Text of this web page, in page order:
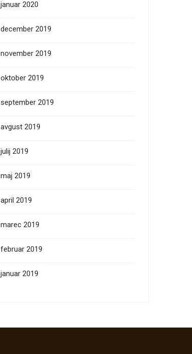
januar 2020
december 2019
november 2019
oktober 2019
september 2019
avgust 2019
julij 2019
maj 2019
april 2019
marec 2019
februar 2019
januar 2019